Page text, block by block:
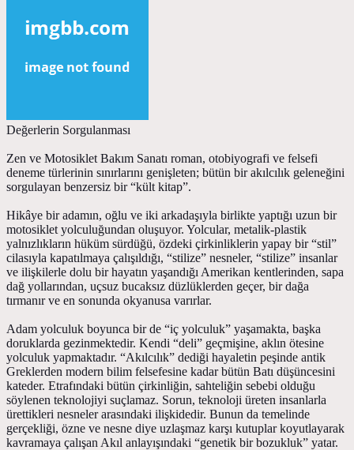
Değerlerin Sorgulanması
Zen ve Motosiklet Bakım Sanatı roman, otobiyografi ve felsefi
deneme türlerinin sınırlarını genişleten; bütün bir akılcılık geleneğini
sorgulayan benzersiz bir “kült kitap”.
Hikâye bir adamın, oğlu ve iki arkadaşıyla birlikte yaptığı uzun bir
motosiklet yolculuğundan oluşuyor. Yolcular, metalik-plastik
yalnızlıkların hüküm sürdüğü, özdeki çirkinliklerin yapay bir “stil”
cilasıyla kapatılmaya çalışıldığı, “stilize” nesneler, “stilize” insanlar
ve ilişkilerle dolu bir hayatın yaşandığı Amerikan kentlerinden, sapa
dağ yollarından, uçsuz bucaksız düzlüklerden geçer, bir dağa
tırmanır ve en sonunda okyanusa varırlar.
Adam yolculuk boyunca bir de “iç yolculuk” yaşamakta, başka
doruklarda gezinmektedir. Kendi “deli” geçmişine, aklın ötesine
yolculuk yapmaktadır. “Akılcılık” dediği hayaletin peşinde antik
Greklerden modern bilim felsefesine kadar bütün Batı düşüncesini
kateder. Etrafındaki bütün çirkinliğin, sahteliğin sebebi olduğu
söylenen teknolojiyi suçlamaz. Sorun, teknoloji üreten insanlarla
ürettikleri nesneler arasındaki ilişkidedir. Bunun da temelinde
gerçekliği, özne ve nesne diye uzlaşmaz karşı kutuplar koyutlayarak
kavramaya çalışan Akıl anlayışındaki “genetik bir bozukluk” yatar.